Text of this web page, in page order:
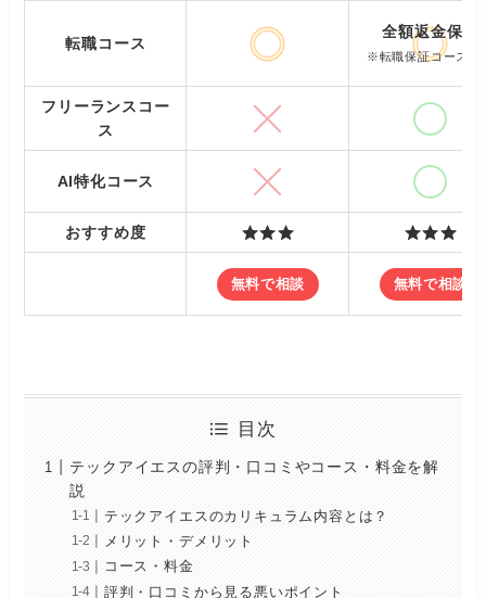
転職コース
全額返金保証
※転職保証コースの
フリーランスコー
ス
AI特化コース
おすすめ度
無料で相談 無料で相談
目次
テックアイエスの評判・口コミやコース・料金を解
説
テックアイエスのカリキュラム内容とは？
メリット・デメリット
コース・料金
評判・口コミから見る悪いポイント